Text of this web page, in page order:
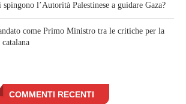
l’Autorità Palestinese a guidare Gaza?
come Primo Ministro tra le critiche per la
COMMENTI RECENTI